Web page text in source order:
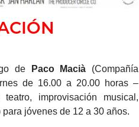
de Paco Macià (Compañía
de 16.00 a 20.00 horas –
improvisación musical,
jóvenes de 12 a 30 años.